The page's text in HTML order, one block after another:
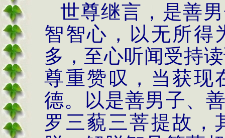
世尊继言，是善
智智心，以无所得
多，至心听闻受持
尊重赞叹，当获现
德。以是善男子、
罗三藐三菩提故，